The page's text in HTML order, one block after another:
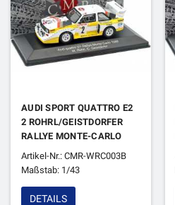
AUDI SPORT QUATTRO E2
2 ROHRL/GEISTDORFER
RALLYE MONTE-CARLO
1986 4EME VERSION NUIT
(EN REFABRICATION)
Artikel-Nr.: CMR-WRC003B
Maßstab: 1/43
DETAILS